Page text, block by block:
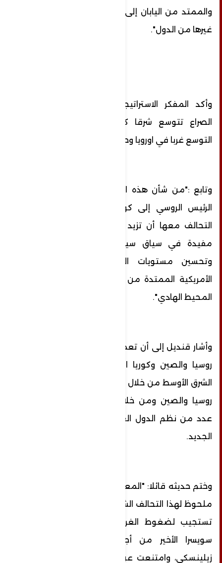
والممتد من اليابان إلى الفلبين الى الهند والى
غيرها من الدول".
وأكد المفكر الاستراتيجي المصري أن خرائط
الصراع تتوسع شرقا كما هي مستمرة في
التوسع غربا في اورويا وحول أوكرانيا.
وتابع :"من شأن هذه التطورات بما فيها زيارة
الرئيس الروسي إلى كوريا الشمالية وتعميق
التحالف معها أن تزيد التوترات الدولية، لكنها
مفيدة في سياق سياسة الردع ضد الغرب،
وتحسين مستويات الردع ضد المخططات
الأمريكية الممتدة من المحيط الاطلنطي الى
المحيط الهادي".
وأشار قنديل إلى أن تعميق التحالف القوي بين
روسيا والصين وكوريا الشمالية قد يمتد إلى
الشرق الأوسط من خلال علاقات مميزة لإيران مع
روسيا والصين ومن خلال التحسن الظاهر من
عدد من نظم الدول العربية مع تحالف الشرق
الجديد.
وختم حديثه قائلا: "المعنى الأوسع هناك امتداد
ملحوظ لهذا التحالف الشرقي الجديد، فالصين لا
تستجيب لضغوط الغرب ولم تنضم لمؤتمر
سويسرا الأخير من أجل اوكرنيا رغم إلحاح
زيلينسكي، وامتنعت عن الحضور فيما يسمى